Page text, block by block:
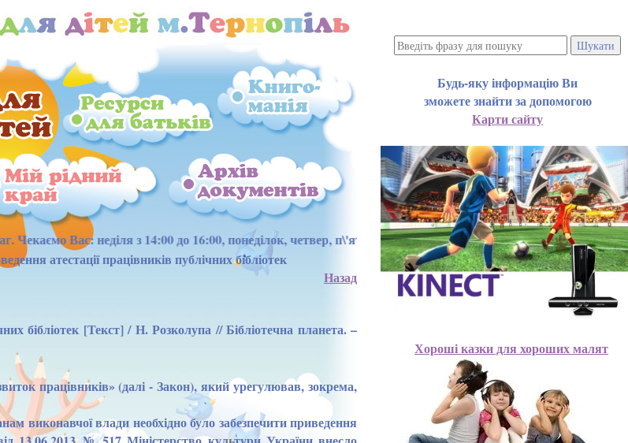
з 14:00 до 16:00, понеділок, четвер, п\'ятниця з 15:00 до 17:00 год.
атестації працівників публічних бібліотек
Назад
бібліотек [Текст] / Н. Розколупа // Бібліотечна планета. –
працівників» (далі - Закон), який урегулював, зокрема,
виконавчої влади необхідно було забезпечити приведення
Будь-яку інформацію Ви
зможете знайти за допомогою
Карти сайту
Хороші казки для хороших малят